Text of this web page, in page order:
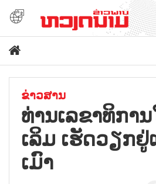
ຂ່າວສານ
ທ່ານເລຂາທິກາ
ເລິມ ເຮັດວຽກຢູ່
ເມົາ